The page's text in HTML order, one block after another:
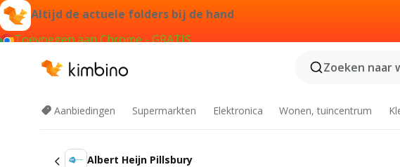
Altijd de actuele folders bij de hand
Toevoegen aan Chrome - GRATIS
Zoeken naar
Aanbiedingen Supermarkten Elektronica Wonen, tuincentrum
Albert Heijn Pillsbury